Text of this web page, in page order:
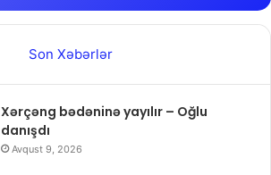
Son Xəbərlər
Xərçəng bədəninə yayılır – Oğlu
danışdı
Avqust 9, 2026